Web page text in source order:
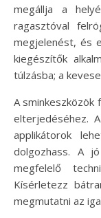
megállja a
ragasztóval
megjelenést, és
kiegészítők
túlzásba; a
A sminkeszközök
elterjedéséhez.
applikátorok
dolgozhass. A
megfelelő
Kísérletezz
megmutatni az